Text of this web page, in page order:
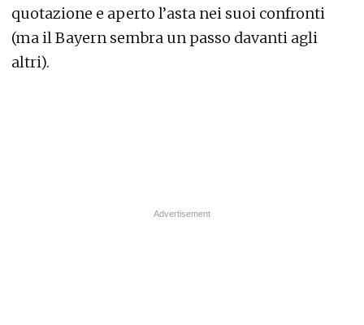
quotazione e aperto l’asta nei suoi confronti
(ma il Bayern sembra un passo davanti agli
altri).